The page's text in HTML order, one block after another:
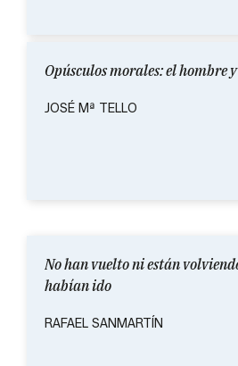
Opúsculos morales: el hombre
JOSÉ Mª TELLO
No han vuelto ni están
habían ido
RAFAEL SANMARTÍN